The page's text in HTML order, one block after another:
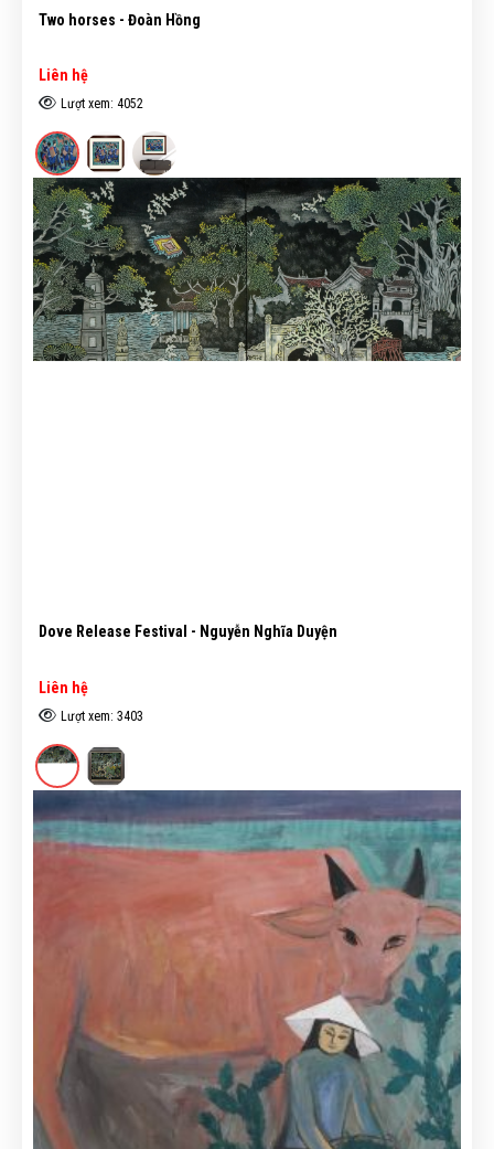
Two horses - Đoàn Hồng
Liên hệ
Lượt xem: 4052
Dove Release Festival - Nguyễn Nghĩa Duyện
Liên hệ
Lượt xem: 3403